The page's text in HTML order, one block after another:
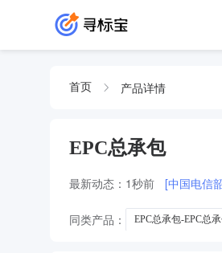
首页 产品详情
EPC总承包
最新动态： 1秒前 [中国电信
同类产品： EPC总承包-EPC总